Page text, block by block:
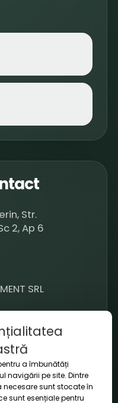
Str.
2, Ap 6
SRL
a îmbunătăți
navigării pe site. Dintre
sunt stocate în
sunt esențiale pentru